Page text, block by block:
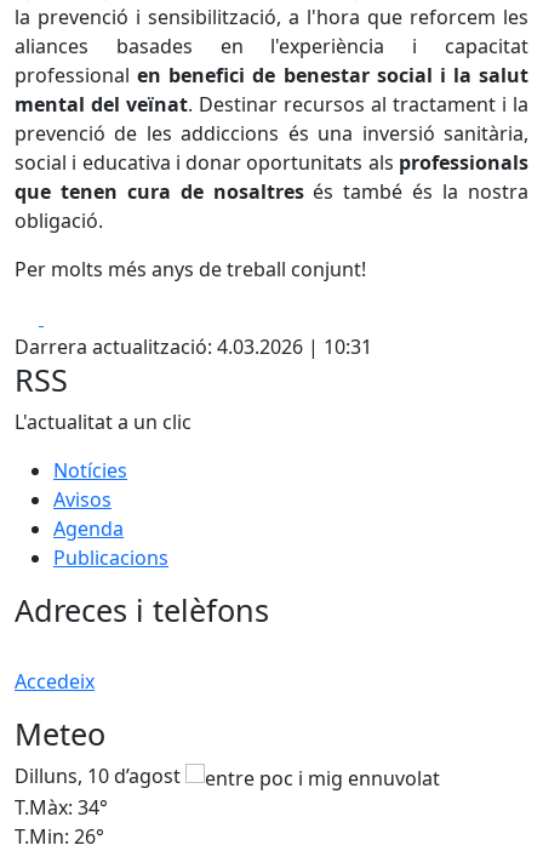
la prevenció i sensibilització, a l'hora que reforcem les
aliances basades en l'experiència i capacitat
professionalen benefici de benestar social i la salut
mental del veïnat. Destinar recursos al tractament i la
prevenció de les addiccions és una inversió sanitària,
social i educativa i donar oportunitats als professionals
que tenen cura de nosaltresés també és la nostra
obligació.
Per molts més anys de treball conjunt!
Darrera actualització: 4.03.2026 | 10:31
RSS
L'actualitat a un clic
Notícies
Avisos
Agenda
Publicacions
Adreces i telèfons
Accedeix
Meteo
Dilluns, 10 d’agost
T.Màx: 34°
T.Min: 26°